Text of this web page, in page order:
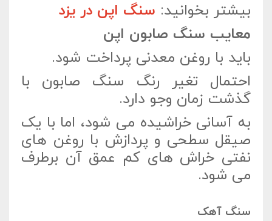
بیشتر بخوانید: سنگ اپن در یزد
معایب سنگ صابون اپن
باید با روغن معدنی پرداخت شود.
احتمال تغیر رنگ سنگ صابون با
گذشت زمان وجو دارد.
به آسانی خراشیده می شود، اما با یک
صیقل سطحی و پردازش با روغن های
نفتی خراش های کم عمق آن برطرف
می شود.
سنگ آهک